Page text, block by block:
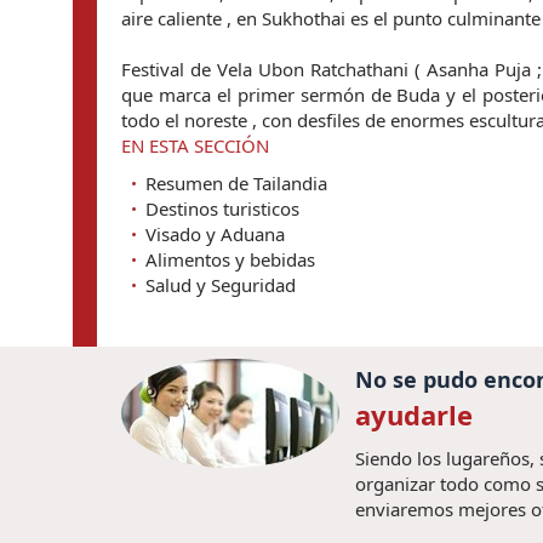
aire caliente , en Sukhothai es el punto
Festival de Vela Ubon Ratchathani ( Asanha
que marca el primer sermón de Buda y el
todo el noreste , con desfiles de enormes
EN ESTA SECCIÓN
Resumen de Tailandia
Destinos turisticos
Visado y Aduana
Alimentos y bebidas
Salud y Seguridad
No se pudo
ayudarle
Siendo los
organizar todo como
enviaremos mejores